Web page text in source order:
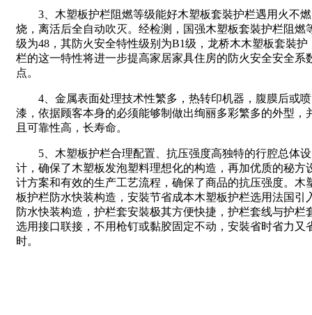
3、木塑板护栏阻燃等级能好木塑板套裝护栏遇用火不燃
烧，离活后全自动吹灭。经检测，国强木塑板套裝护栏阻燃
级为48，其防火安全特性级别为B1级，龙桥木木塑板套裝护
栏的这一特性将进一步提高家居家具住房的防火安全安全系
点。
4、金属表面处理技术性繁多，热转印机器，腹膜后或喷
漆，依据顾客本身的必须能够制做出绚丽多彩繁多的外型，
且可靠性高，长寿命。
5、木塑板护栏合理配置、抗压强度高独特的行腔总体设
计，确保了木塑板发泡塑料理想化的构造，再加优质的秘方
计方案和有效的生产工艺流程，确保了商品的抗压强度。木
板护栏防水快装构造，安裝节省成本木塑板护栏选用法国引
防水快装构造，护栏套安裝极其方便快捷，护栏套线与护栏
选用接口联接，不用枪钉或黏胶固定不动，安裝省时省力又
时。